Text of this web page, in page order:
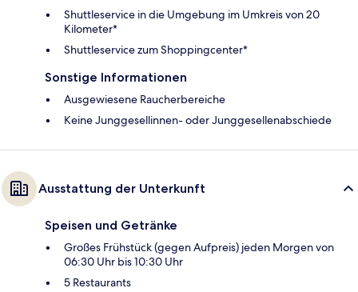
Shuttleservice in die Umgebung im Umkreis von 20
Kilometer*
Shuttleservice zum Shoppingcenter*
Sonstige Informationen
Ausgewiesene Raucherbereiche
Keine Junggesellinnen- oder Junggesellenabschiede
Ausstattung der Unterkunft
Speisen und Getränke
Großes Frühstück (gegen Aufpreis) jeden Morgen von
06:30 Uhr bis 10:30 Uhr
5 Restaurants